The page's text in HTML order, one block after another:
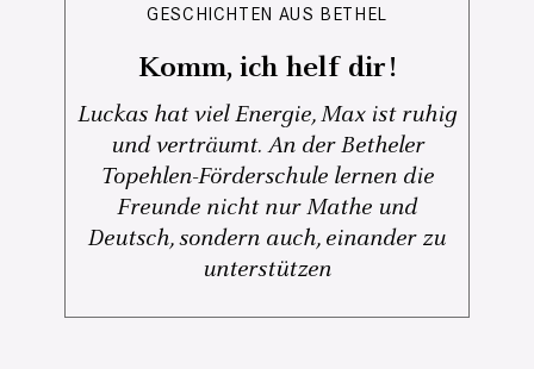
GESCHICHTEN AUS BETHEL
Komm, ich helf dir!
Luckas hat viel Energie, Max ist ruhig
und verträumt. An der Betheler
Topehlen-Förderschule lernen die
Freunde nicht nur Mathe und
Deutsch, sondern auch, einander zu
unterstützen